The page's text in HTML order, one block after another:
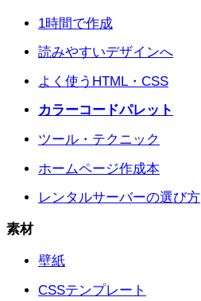
1時間で作成
読みやすいデザインへ
よく使うHTML・CSS
カラーコードパレット
ツール・テクニック
ホームページ作成本
レンタルサーバーの選び方
素材
壁紙
CSSテンプレート